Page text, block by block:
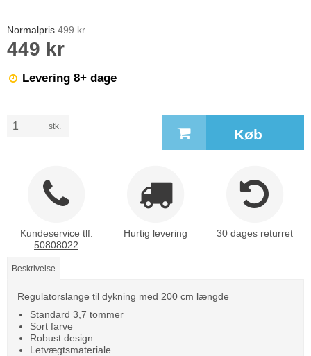
Normalpris 499 kr
449 kr
Levering 8+ dage
stk. Køb
Kundeservice tlf.
50808022
Hurtig levering 30 dages returret
Beskrivelse
Regulatorslange til dykning med 200 cm længde
Standard 3,7 tommer
Sort farve
Robust design
Letvægtsmateriale